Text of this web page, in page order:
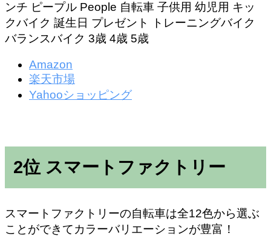
ンチ ピープル People 自転車 子供用 幼児用 キッ
クバイク 誕生日 プレゼント トレーニングバイク
バランスバイク 3歳 4歳 5歳
Amazon
楽天市場
Yahooショッピング
2位 スマートファクトリー
スマートファクトリーの自転車は全12色から選ぶ
ことができてカラーバリエーションが豊富！